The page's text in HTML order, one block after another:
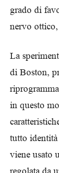
grado di
nervo
La
di Boston,
in questo
tutto
viene usato
regolata da